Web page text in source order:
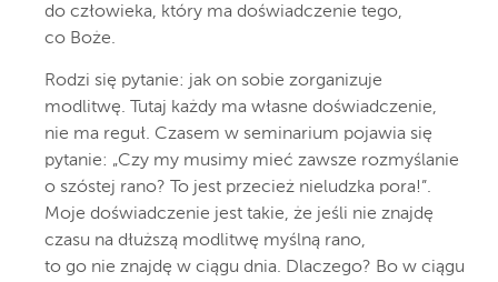
do człowieka, który ma doświadczenie tego,
co Boże.
Rodzi się pytanie: jak on sobie zorganizuje
modlitwę. Tutaj każdy ma własne doświadczenie,
nie ma reguł. Czasem w seminarium pojawia się
pytanie: „Czy my musimy mieć zawsze rozmyślanie
o szóstej rano? To jest przecież nieludzka pora!”.
Moje doświadczenie jest takie, że jeśli nie znajdę
czasu na dłuższą modlitwę myślną rano,
to go nie znajdę w ciągu dnia. Dlaczego? Bo w ciągu